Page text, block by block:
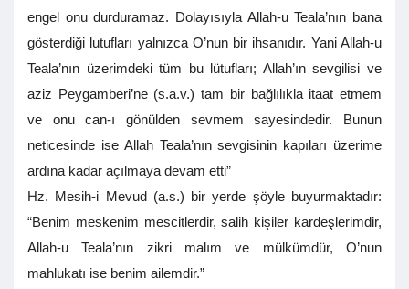
engel onu durduramaz. Dolayısıyla Allah-u Teala’nın bana
gösterdiği lutufları yalnızca O’nun bir ihsanıdır. Yani Allah-u
Teala’nın üzerimdeki tüm bu lütufları; Allah’ın sevgilisi ve
aziz Peygamberi’ne (s.a.v.) tam bir bağlılıkla itaat etmem
ve onu can-ı gönülden sevmem sayesindedir. Bunun
neticesinde ise Allah Teala’nın sevgisinin kapıları üzerime
ardına kadar açılmaya devam etti”
Hz. Mesih-i Mevud (a.s.) bir yerde şöyle buyurmaktadır:
“Benim meskenim mescitlerdir, salih kişiler kardeşlerimdir,
Allah-u Teala’nın zikri malım ve mülkümdür, O’nun
mahlukatı ise benim ailemdir.”